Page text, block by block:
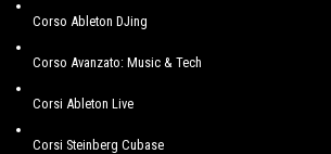
Corso Ableton DJing
Corso Avanzato: Music & Tech
Corsi Ableton Live
Corsi Steinberg Cubase